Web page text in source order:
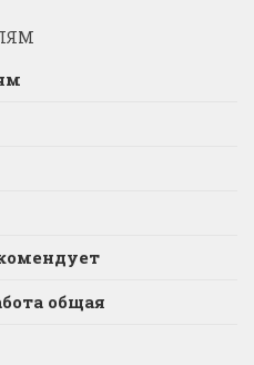
общая